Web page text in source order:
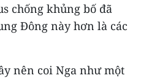
chống khủng bố đã
Đông này hơn là các
nên coi Nga như một